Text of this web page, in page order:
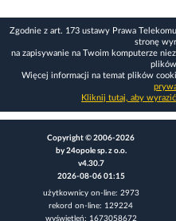
Zgodnie z art. 173 ustawy Prawa
stronę
na zapisywanie na Twoim komputerze
plików
Więcej informacji na temat plików
Kliknij tutaj, aby
Copyright © 2006-2026
by 24opole sp. z o.o.
v4.30.7
2026-08-06 01:15
użytkownicy on-line: 2973
rekord on-line: 129224
wyświetleń: 1673058672